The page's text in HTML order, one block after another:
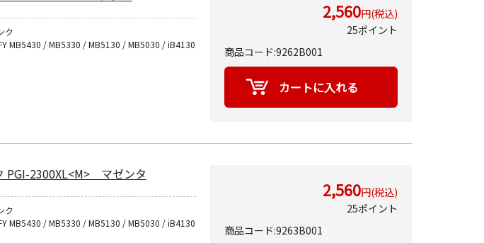
ク
MB5430 / MB5330 / MB5130 / MB5030 / iB4130
2,560円(税込)
25ポイント
商品コード:9262B001
PGI-2300XL<M> マゼンタ
ク
MB5430 / MB5330 / MB5130 / MB5030 / iB4130
2,560円(税込)
25ポイント
商品コード:9263B001